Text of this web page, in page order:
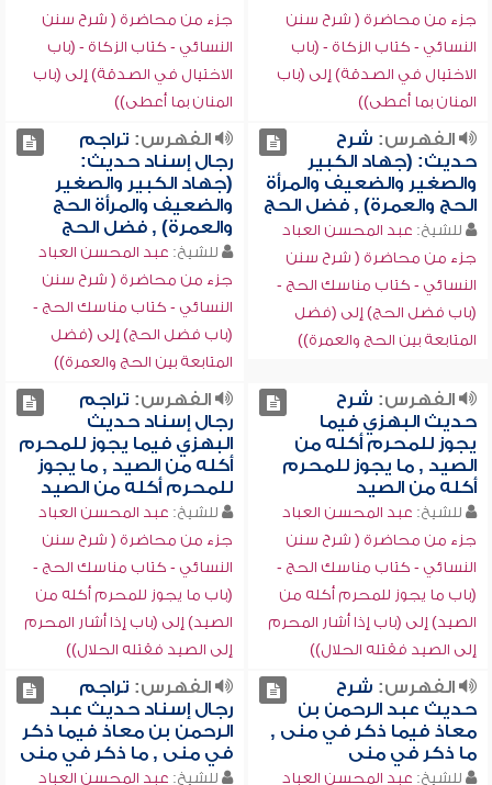
جزء من محاضرة ( شرح سنن
النسائي - كتاب الزكاة - (باب
الاختيال في الصدقة) إلى (باب
المنان بما أعطى))
جزء من محاضرة ( شرح سنن
النسائي - كتاب الزكاة - (باب
الاختيال في الصدقة) إلى (باب
المنان بما أعطى))
الفهرس: شرح
حديث: (جهاد الكبير
والصغير والضعيف والمرأة
الحج والعمرة) , فضل الحج
للشيخ: عبد المحسن العباد
جزء من محاضرة ( شرح سنن
النسائي - كتاب مناسك الحج -
(باب فضل الحج) إلى (فضل
المتابعة بين الحج والعمرة))
الفهرس: تراجم
رجال إسناد حديث:
(جهاد الكبير والصغير
والضعيف والمرأة الحج
والعمرة) , فضل الحج
للشيخ: عبد المحسن العباد
جزء من محاضرة ( شرح سنن
النسائي - كتاب مناسك الحج -
(باب فضل الحج) إلى (فضل
المتابعة بين الحج والعمرة))
الفهرس: شرح
حديث البهزي فيما
يجوز للمحرم أكله من
الصيد , ما يجوز للمحرم
أكله من الصيد
للشيخ: عبد المحسن العباد
جزء من محاضرة ( شرح سنن
النسائي - كتاب مناسك الحج -
(باب ما يجوز للمحرم أكله من
الصيد) إلى (باب إذا أشار المحرم
إلى الصيد فقتله الحلال))
الفهرس: تراجم
رجال إسناد حديث
البهزي فيما يجوز للمحرم
أكله من الصيد , ما يجوز
للمحرم أكله من الصيد
للشيخ: عبد المحسن العباد
جزء من محاضرة ( شرح سنن
النسائي - كتاب مناسك الحج -
(باب ما يجوز للمحرم أكله من
الصيد) إلى (باب إذا أشار المحرم
إلى الصيد فقتله الحلال))
الفهرس: شرح
حديث عبد الرحمن بن
معاذ فيما ذكر في منى ,
ما ذكر في منى
للشيخ: عبد المحسن العباد
الفهرس: تراجم
رجال إسناد حديث عبد
الرحمن بن معاذ فيما ذكر
في منى , ما ذكر في منى
للشيخ: عبد المحسن العباد